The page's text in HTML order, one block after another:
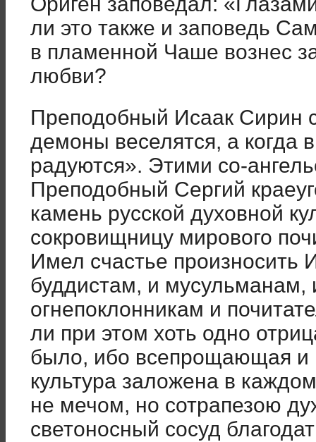
ли это также и заповедь
в пламенной Ча­ше вознес
любви?
Преподобный Исаак Сирин
де­моны веселятся, а когда
радуются». Этими со-
Преподобный Сергий
камень русской духовной
сокровищницу мирового
Имел счастье произносить
буддистам, и мусульманам,
огнепоклонникам и
ли при этом хоть одно
было, ибо всепрощающая и
культура заложена в
не ме­чом, но сотрапезою
светоносный сосуд